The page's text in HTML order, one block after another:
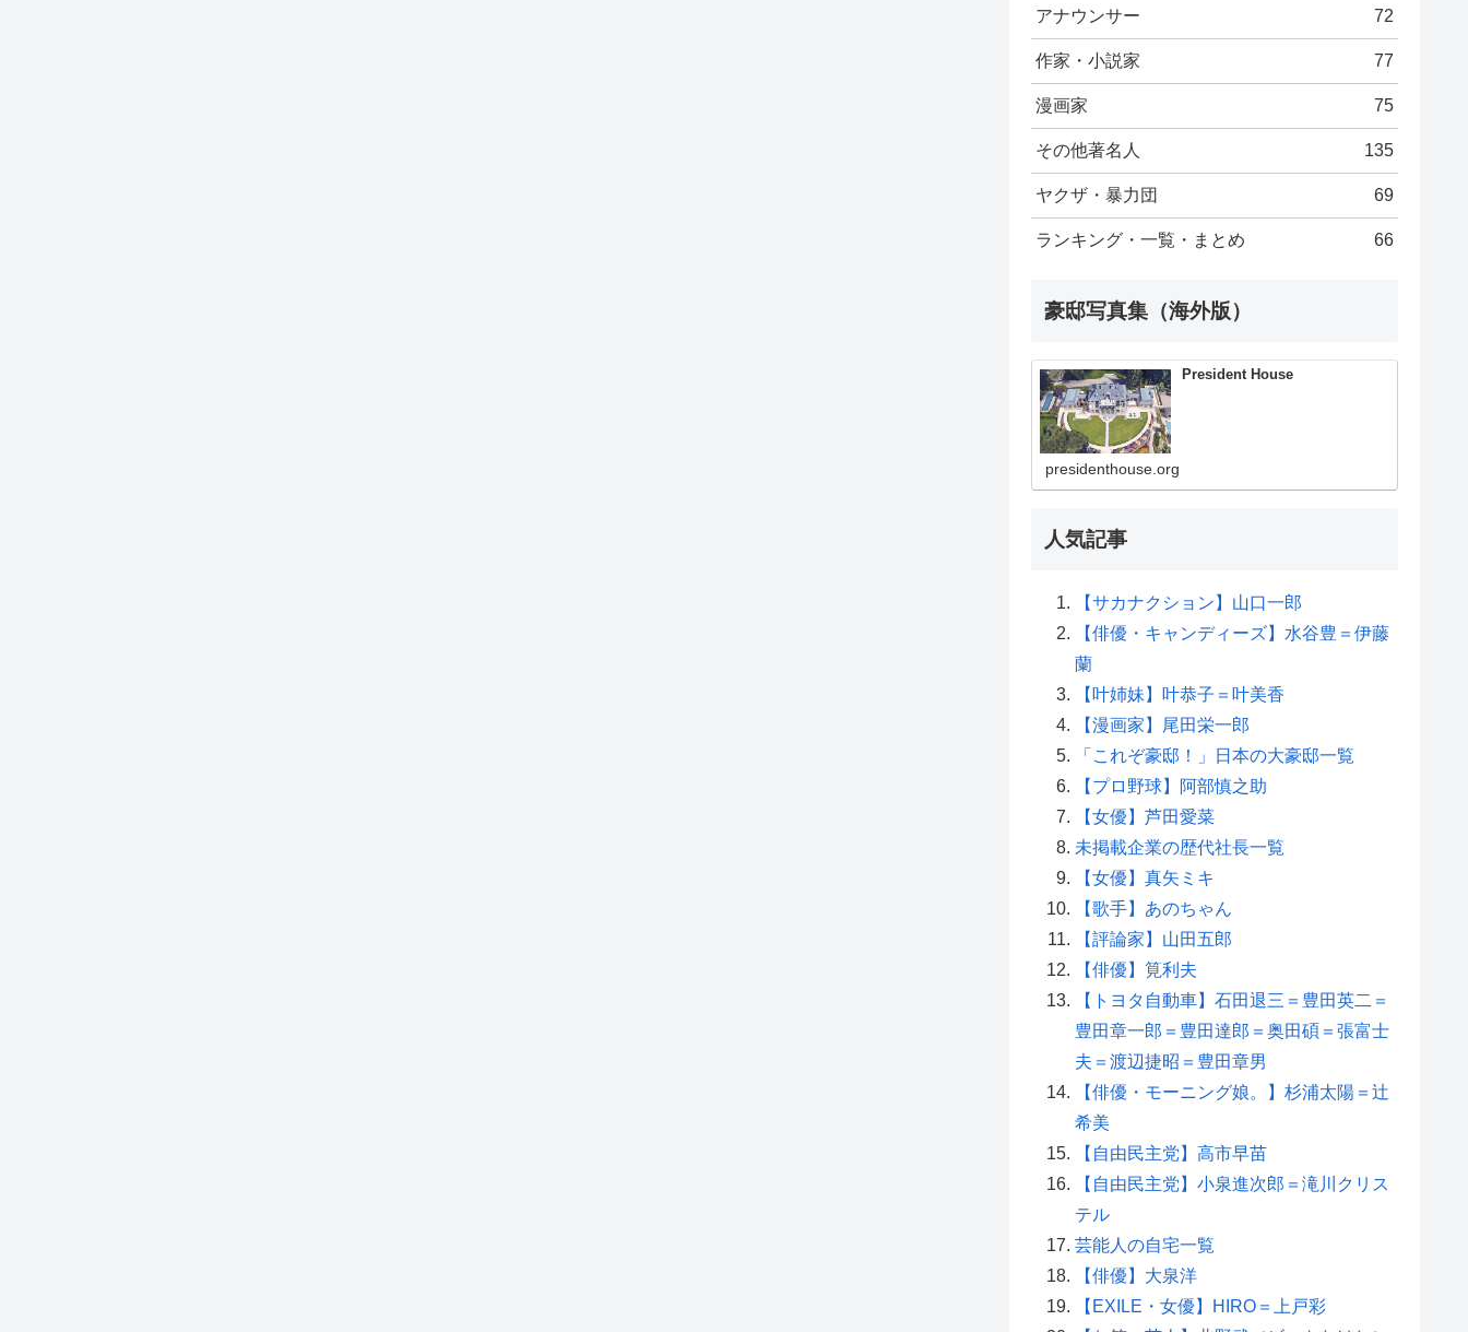
アナウンサー 72
作家・小説家 77
漫画家 75
その他著名人 135
ヤクザ・暴力団 69
ランキング・一覧・まとめ 66
豪邸写真集（海外版）
President House
presidenthouse.org
人気記事
【サカナクション】山口一郎
【俳優・キャンディーズ】水谷豊＝伊藤
蘭
【叶姉妹】叶恭子＝叶美香
【漫画家】尾田栄一郎
「これぞ豪邸！」日本の大豪邸一覧
【プロ野球】阿部慎之助
【女優】芦田愛菜
未掲載企業の歴代社長一覧
【女優】真矢ミキ
【歌手】あのちゃん
【評論家】山田五郎
【俳優】筧利夫
【トヨタ自動車】石田退三＝豊田英二＝
豊田章一郎＝豊田達郎＝奥田碩＝張富士
夫＝渡辺捷昭＝豊田章男
【俳優・モーニング娘。】杉浦太陽＝辻
希美
【自由民主党】高市早苗
【自由民主党】小泉進次郎＝滝川クリス
テル
芸能人の自宅一覧
【俳優】大泉洋
【EXILE・女優】HIRO＝上戸彩